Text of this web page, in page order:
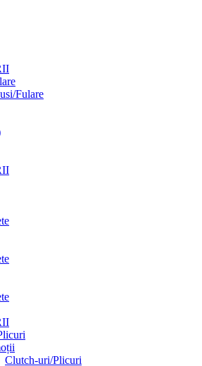
Fulare
Clutch-uri/Plicuri